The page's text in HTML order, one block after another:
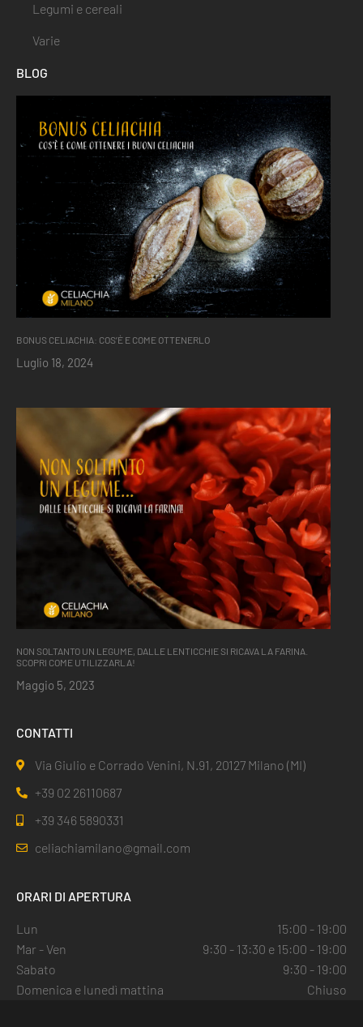
Legumi e cereali
Varie
BLOG
BONUS CELIACHIA: COS’È E COME OTTENERLO
Luglio 18, 2024
NON SOLTANTO UN LEGUME, DALLE LENTICCHIE SI RICAVA LA FARINA.
SCOPRI COME UTILIZZARLA!
Maggio 5, 2023
CONTATTI
Via Giulio e Corrado Venini, N.91, 20127 Milano (MI)
+39 02 26110687
+39 346 5890331
celiachiamilano@gmail.com
ORARI DI APERTURA
Lun
15:00 - 19:00
Mar - Ven
9:30 - 13:30 e 15:00 - 19:00
Sabato
9:30 - 19:00
Domenica e lunedì mattina
Chiuso